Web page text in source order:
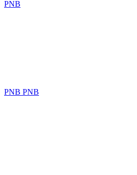
PNB
PNB PNB